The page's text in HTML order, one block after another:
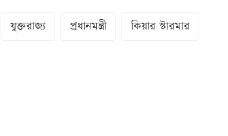
যুক্তরাজ্য প্রধানমন্ত্রী কিয়ার স্টারমার